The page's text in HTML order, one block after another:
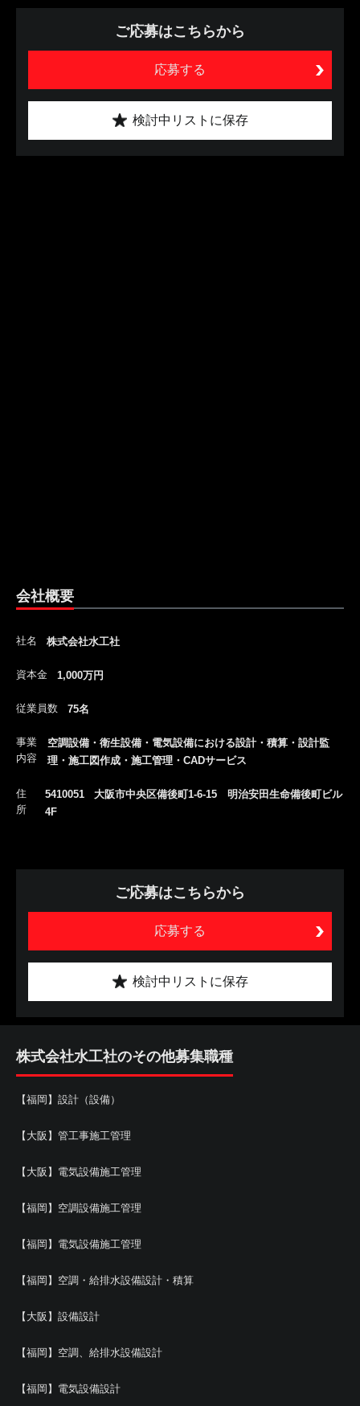
ご応募はこちらから
応募する
検討中リストに保存
会社概要
社名 株式会社水工社
資本金 1,000万円
従業員数 75名
事業
内容
空調設備・衛生設備・電気設備における設計・積算・設計監
理・施工図作成・施工管理・CADサービス
住
所
5410051 大阪市中央区備後町1-6-15 明治安田生命備後町ビル
4F
ご応募はこちらから
応募する
検討中リストに保存
株式会社水工社のその他募集職種
【福岡】設計（設備）
【大阪】管工事施工管理
【大阪】電気設備施工管理
【福岡】空調設備施工管理
【福岡】電気設備施工管理
【福岡】空調・給排水設備設計・積算
【大阪】設備設計
【福岡】空調、給排水設備設計
【福岡】電気設備設計